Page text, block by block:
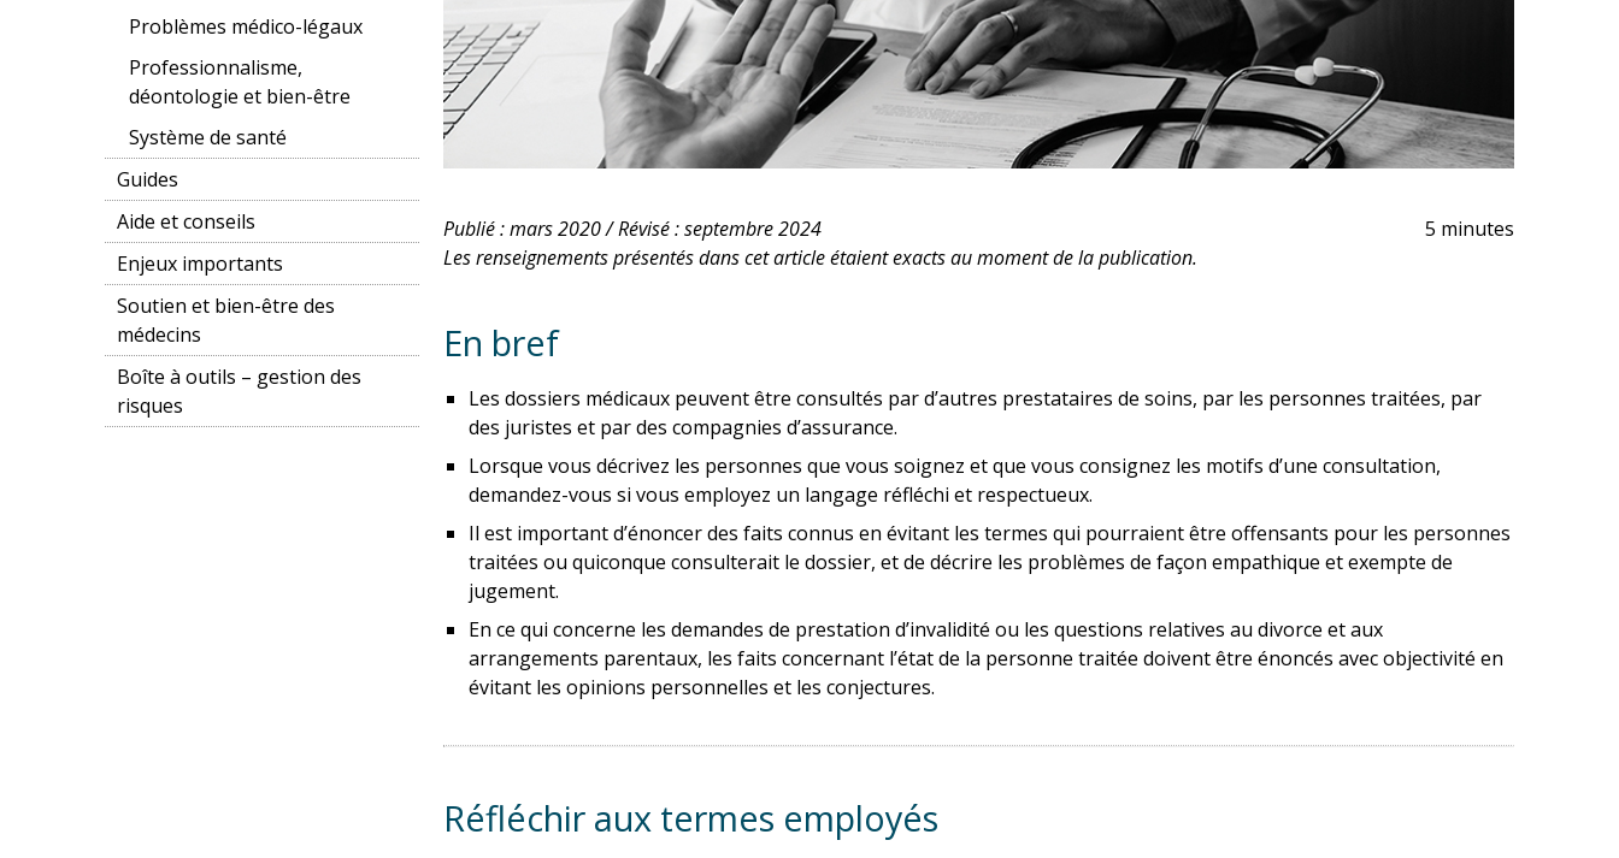
Problèmes médico-légaux
Professionnalisme,
déontologie et bien-être
Système de santé
Guides
Aide et conseils
Enjeux importants
Soutien et bien-être des
médecins
Boîte à outils – gestion des
risques
5 minutes
Publié : mars 2020 /Révisé : septembre 2024
Les renseignements présentés dans cet article étaient exacts au moment de la publication.
En bref
Les dossiers médicaux peuvent être consultés par d’autres prestataires de soins, par les personnes traitées, par
des juristes et par des compagnies d’assurance.
Lorsque vous décrivez les personnes que vous soignez et que vous consignez les motifs d’une consultation,
demandez-vous si vous employez un langage réfléchi et respectueux.
Il est important d’énoncer des faits connus en évitant les termes qui pourraient être offensants pour les personnes
traitées ou quiconque consulterait le dossier, et de décrire les problèmes de façon empathique et exempte de
jugement.
En ce qui concerne les demandes de prestation d’invalidité ou les questions relatives au divorce et aux
arrangements parentaux, les faits concernant l’état de la personne traitée doivent être énoncés avec objectivité en
évitant les opinions personnelles et les conjectures.
Réfléchir aux termes employés